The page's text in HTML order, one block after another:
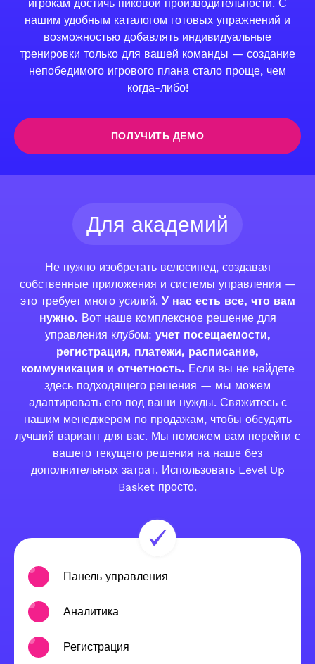
игрокам достичь пиковой производительности. С
нашим удобным каталогом готовых упражнений и
возможностью добавлять индивидуальные
тренировки только для вашей команды — создание
непобедимого игрового плана стало проще, чем
когда-либо!
ПОЛУЧИТЬ ДЕМО
Для академий
Не нужно изобретать велосипед, создавая
собственные приложения и системы управления —
это требует много усилий. У нас есть все, что вам
нужно. Вот наше комплексное решение для
управления клубом: учет посещаемости,
регистрация, платежи, расписание,
коммуникация и отчетность. Если вы не найдете
здесь подходящего решения — мы можем
адаптировать его под ваши нужды. Свяжитесь с
нашим менеджером по продажам, чтобы обсудить
лучший вариант для вас. Мы поможем вам перейти с
вашего текущего решения на наше без
дополнительных затрат. Использовать Level Up
Basket просто.
Панель управления
Аналитика
Регистрация